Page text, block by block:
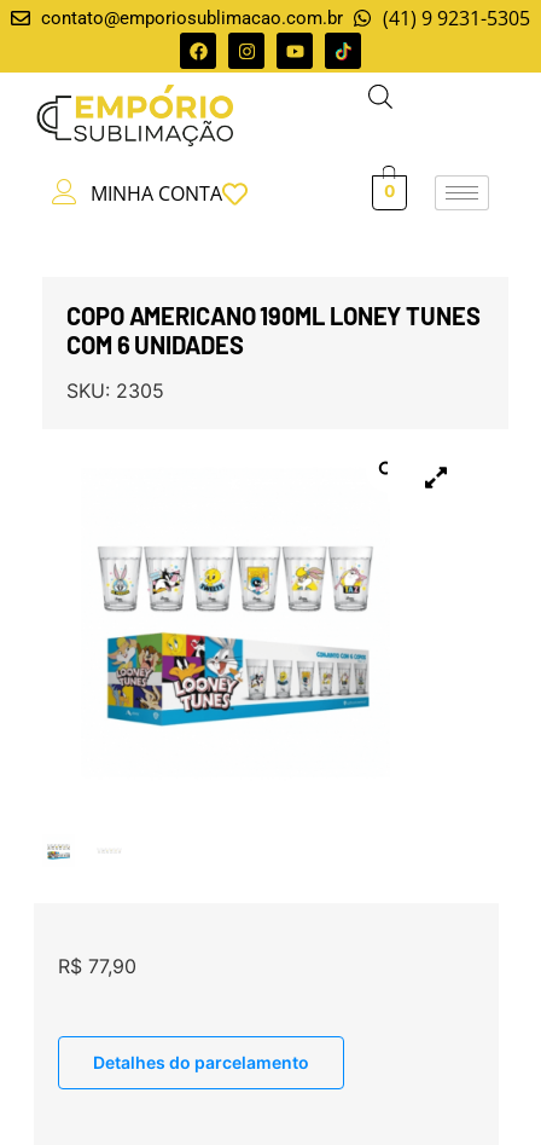
contato@emporiosublimacao.com.br (41) 9 9231-5305
MINHA CONTA 0
COPO AMERICANO 190ML LONEY TUNES
COM 6 UNIDADES
SKU: 2305
R$77,90
Detalhes do parcelamento